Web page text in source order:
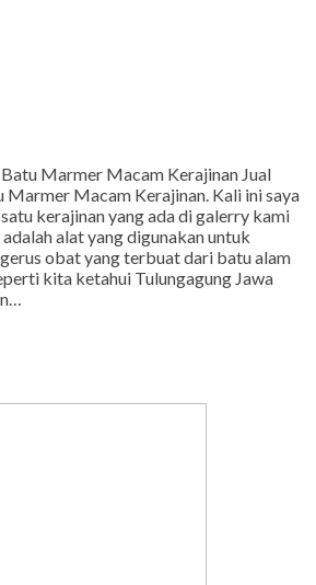
Marmer Macam Kerajinan Jual
Macam Kerajinan. Kali ini saya
kerajinan yang ada di galerry kami
alat yang digunakan untuk
obat yang terbuat dari batu alam
kita ketahui Tulungagung Jawa